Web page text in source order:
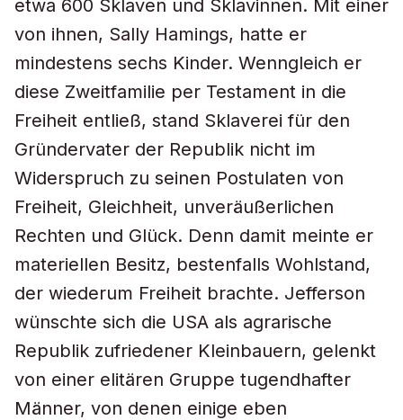
etwa 600 Sklaven und Sklavinnen. Mit einer
von ihnen, Sally Hamings, hatte er
mindestens sechs Kinder. Wenngleich er
diese Zweitfamilie per Testament in die
Freiheit entließ, stand Sklaverei für den
Gründervater der Republik nicht im
Widerspruch zu seinen Postulaten von
Freiheit, Gleichheit, unveräußerlichen
Rechten und Glück. Denn damit meinte er
materiellen Besitz, bestenfalls Wohlstand,
der wiederum Freiheit brachte. Jefferson
wünschte sich die USA als agrarische
Republik zufriedener Kleinbauern, gelenkt
von einer elitären Gruppe tugendhafter
Männer, von denen einige eben